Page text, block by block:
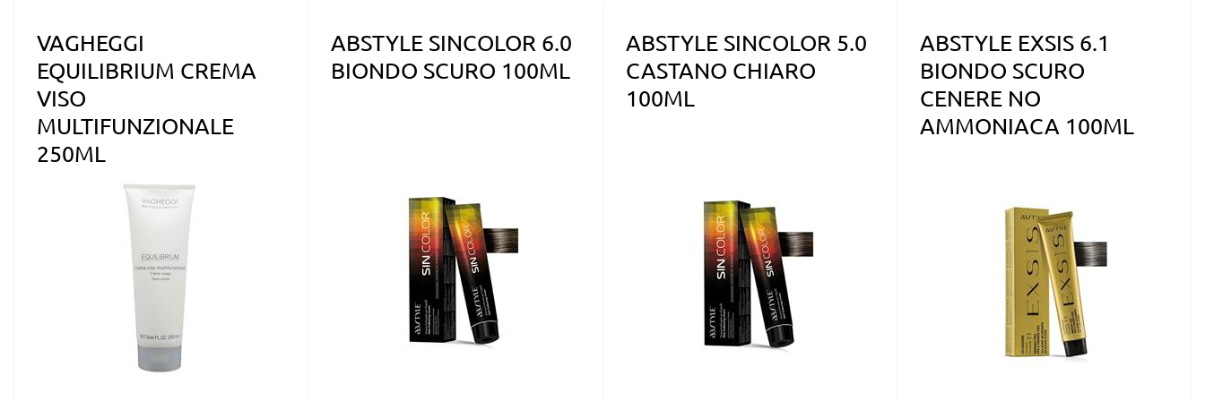
VAGHEGGI
EQUILIBRIUM CREMA
VISO
MULTIFUNZIONALE
250ML
ABSTYLE SINCOLOR 6.0
BIONDO SCURO 100ML
ABSTYLE SINCOLOR 5.0
CASTANO CHIARO
100ML
ABSTYLE EXSIS 6.1
BIONDO SCURO
CENERE NO
AMMONIACA 100ML